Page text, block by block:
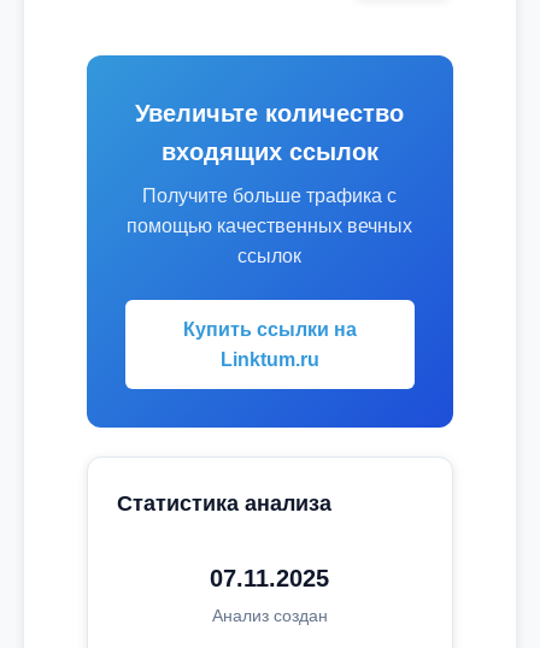
Увеличьте количество
входящих ссылок
Получите больше трафика с
помощью качественных вечных
ссылок
Купить ссылки на
Linktum.ru
Статистика анализа
07.11.2025
Анализ создан